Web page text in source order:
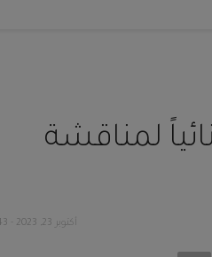
لمناقشة
أكتوبر 23, 2023 - 01:43